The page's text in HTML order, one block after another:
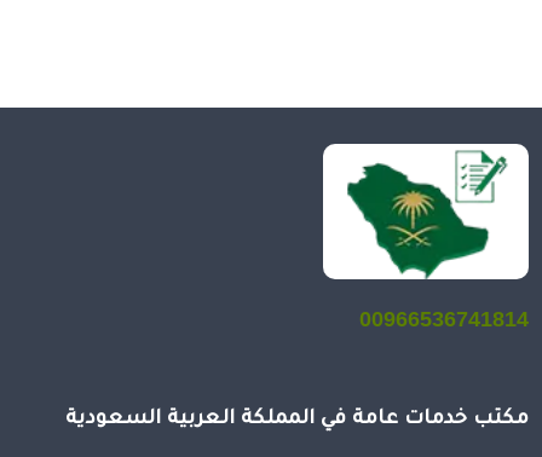
00966536741814
مكتب خدمات عامة في المملكة العربية السعودية